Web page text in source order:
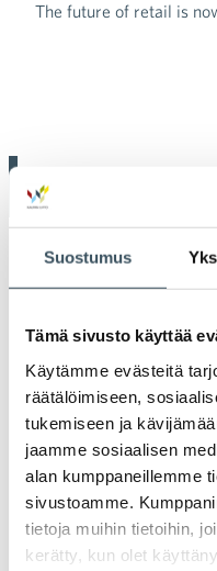
Suostumus
Tämä sivusto käyttää
Käytämme evästeitä
räätälöimiseen,
tukemiseen ja
jaamme sosiaalisen
alan kumppaneillemme
sivustoamme.
tietoja muihin tietoihin,
kerätty, kun olet
The future of retail is
Uutiset
Tiedotteet
Lausunnot
Neuvottelumaailma
Häiriötilanteisiin